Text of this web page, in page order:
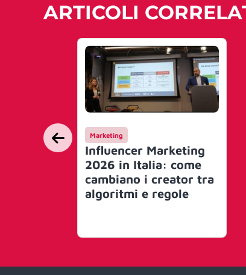
ARTICOLI
Marketing
Influencer Marketing
2026 in Italia: come
cambiano i creator tra
algoritmi e regole